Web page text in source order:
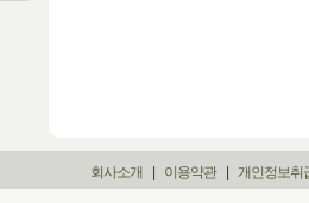
회사소개 이용약관| 개인정보취